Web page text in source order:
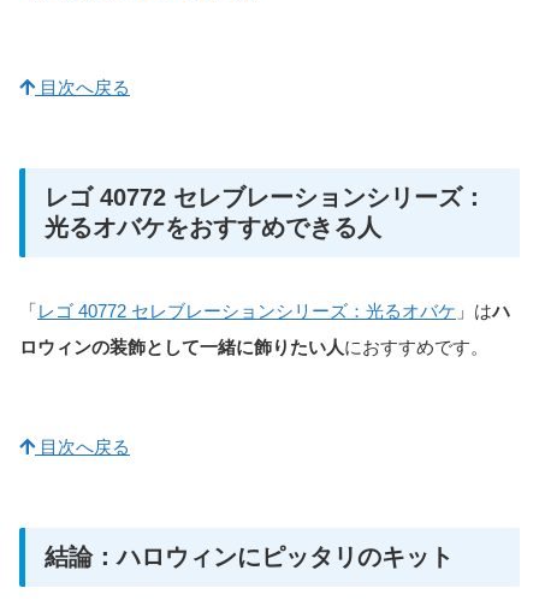
目次へ戻る
レゴ 40772 セレブレーションシリーズ：
光るオバケをおすすめできる人
「レゴ 40772 セレブレーションシリーズ：光るオバケ 」はハ
ロウィンの装飾として一緒に飾りたい人におすすめです。
目次へ戻る
結論：ハロウィンにピッタリのキット